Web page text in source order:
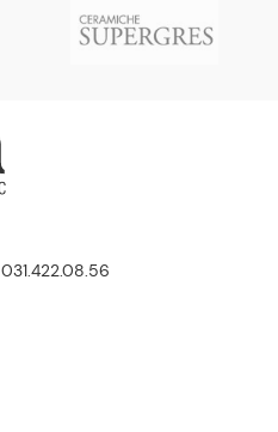
031.422.08.56